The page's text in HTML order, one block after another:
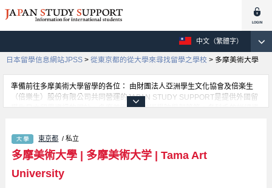
中文（繁體字）
日本留學信息網站JPSS > 從東京都的從大學來尋找留學之學校 > 多摩美術大學
準備前往多摩美術大學留學的各位： 由財團法人亞洲學生文化協會及倍楽生
（倍樂生）股份有限公司共同營運的JAPAN STUDY SUPPORT是提供外國留
學生日本留學資訊的網站。多摩美術大學美術學院學部等等，各科系的詳細資
院、短大、專門學校等資訊。
東京都 / 私立
多摩美術大學| 多摩美術大学| Tama Art
University